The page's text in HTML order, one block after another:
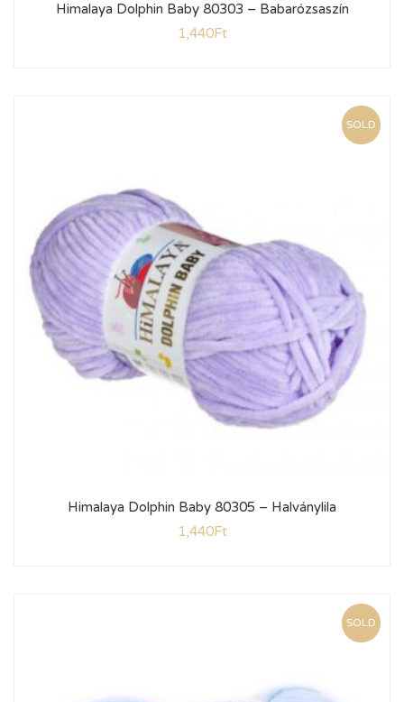
Himalaya Dolphin Baby 80303 – Babarózsaszín
1,440Ft
SOLD
Himalaya Dolphin Baby 80305 – Halványlila
1,440Ft
SOLD